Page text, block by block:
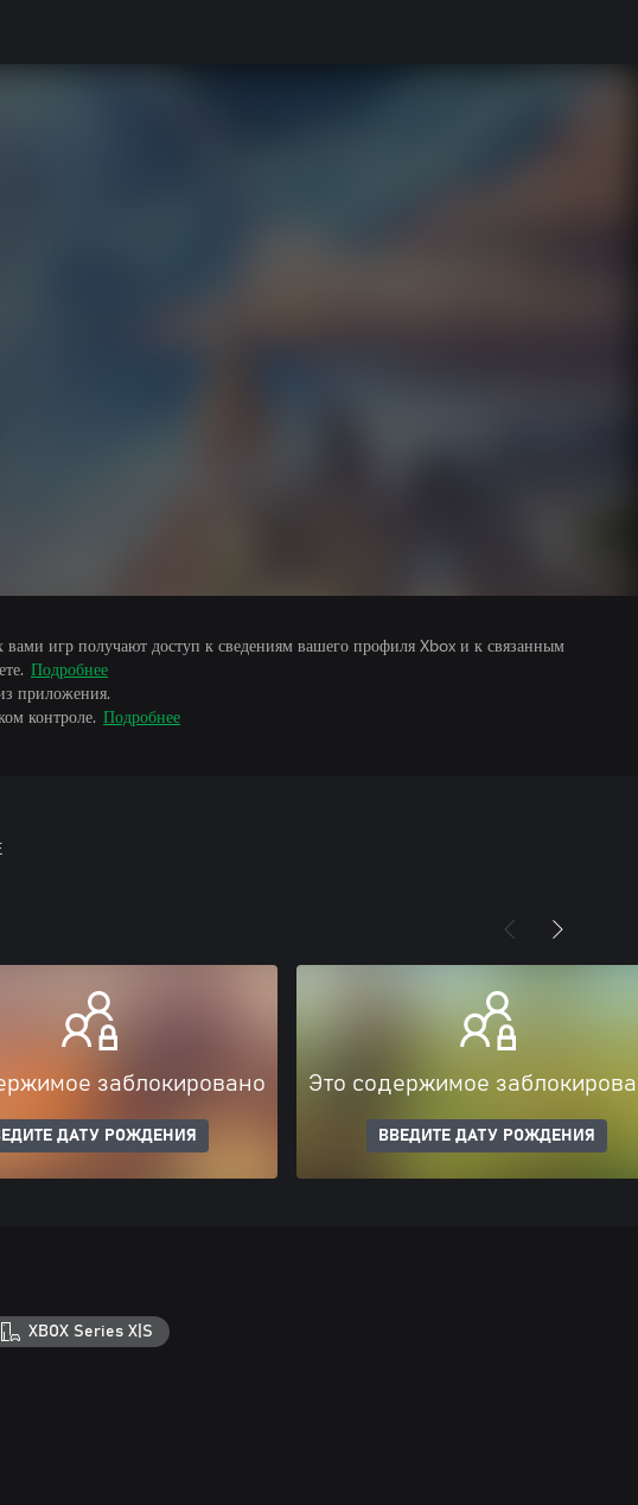
вами игр получают доступ к сведениям вашего профиля Xbox и к связанным
Подробнее
приложения.
контроле. Подробнее
заблокировано
ДАТУ РОЖДЕНИЯ
Это содержимое
ВВЕДИТЕ ДАТУ РОЖДЕНИЯ
XBOX Series X|S